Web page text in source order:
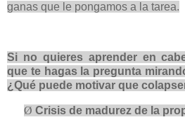
ganas que le pongamos a la tarea.
Si no quieres aprender en
que te hagas la pregunta
¿Qué puede motivar que
Ø Crisis de madurez de la